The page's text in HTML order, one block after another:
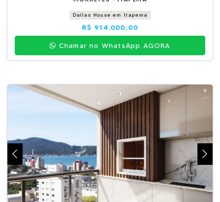
Dallas House em Itapema
R$ 914.000,00
Chamar no WhatsApp AGORA